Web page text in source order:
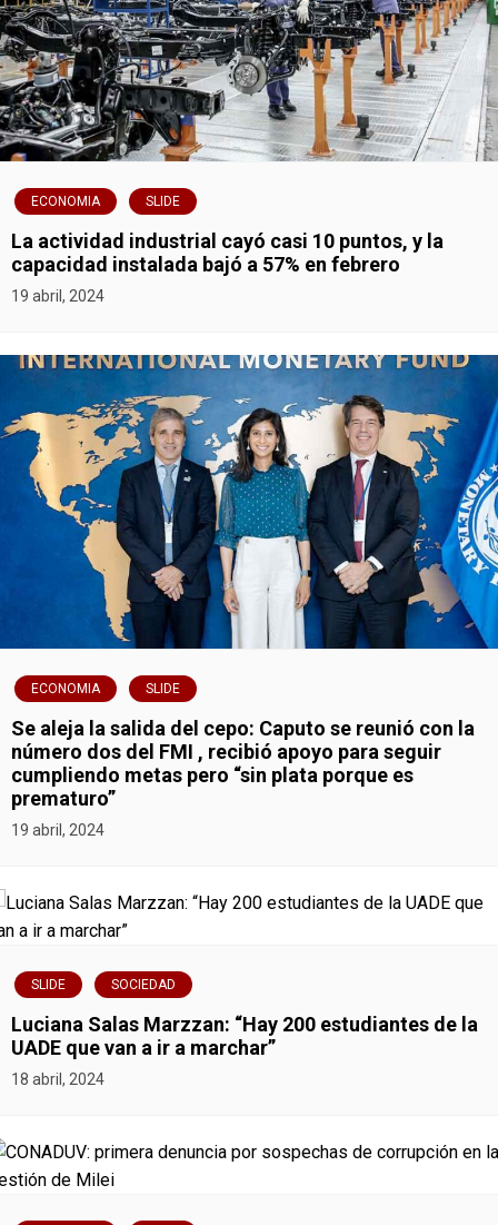
a
c
i
ó
n
d
e
n
a
s
ECONOMIA SLIDE
La actividad industrial cayó casi 10 puntos, y la
capacidad instalada bajó a 57% en febrero
19 abril, 2024
ECONOMIA SLIDE
Se aleja la salida del cepo: Caputo se reunió con la
número dos del FMI , recibió apoyo para seguir
cumpliendo metas pero “sin plata porque es
prematuro”
19 abril, 2024
SLIDE SOCIEDAD
Luciana Salas Marzzan: “Hay 200 estudiantes de la
UADE que van a ir a marchar”
18 abril, 2024